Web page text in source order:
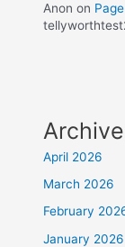
Anon on
April 2026
March 2026
February
January 2026